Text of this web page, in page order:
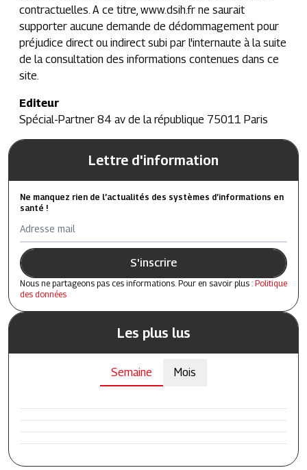
contractuelles. A ce titre, www.dsih.fr ne saurait
supporter aucune demande de dédommagement pour
préjudice direct ou indirect subi par l'internaute à la suite
de la consultation des informations contenues dans ce
site.
Editeur
Spécial-Partner 84 av de la république 75011 Paris
Lettre d'information
Ne manquez rien de l’actualités des systèmes d’informations en
santé !
Adresse mail
S'inscrire
Nous ne partageons pas ces informations. Pour en savoir plus : Politique
des données
Les plus lus
Semaine Mois